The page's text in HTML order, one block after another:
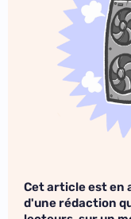
Cet article est en
d'une rédaction